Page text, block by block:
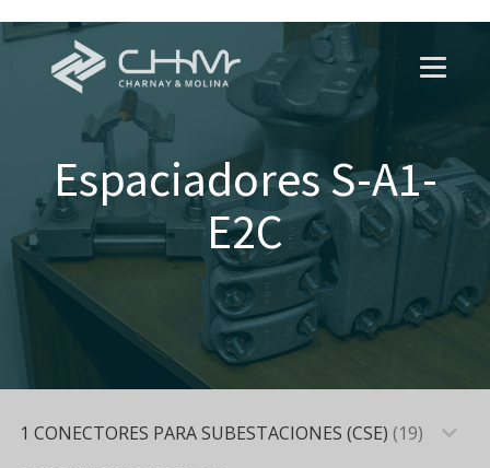
Espaciadores S-A1-
E2C
1 CONECTORES PARA SUBESTACIONES (CSE) (19)